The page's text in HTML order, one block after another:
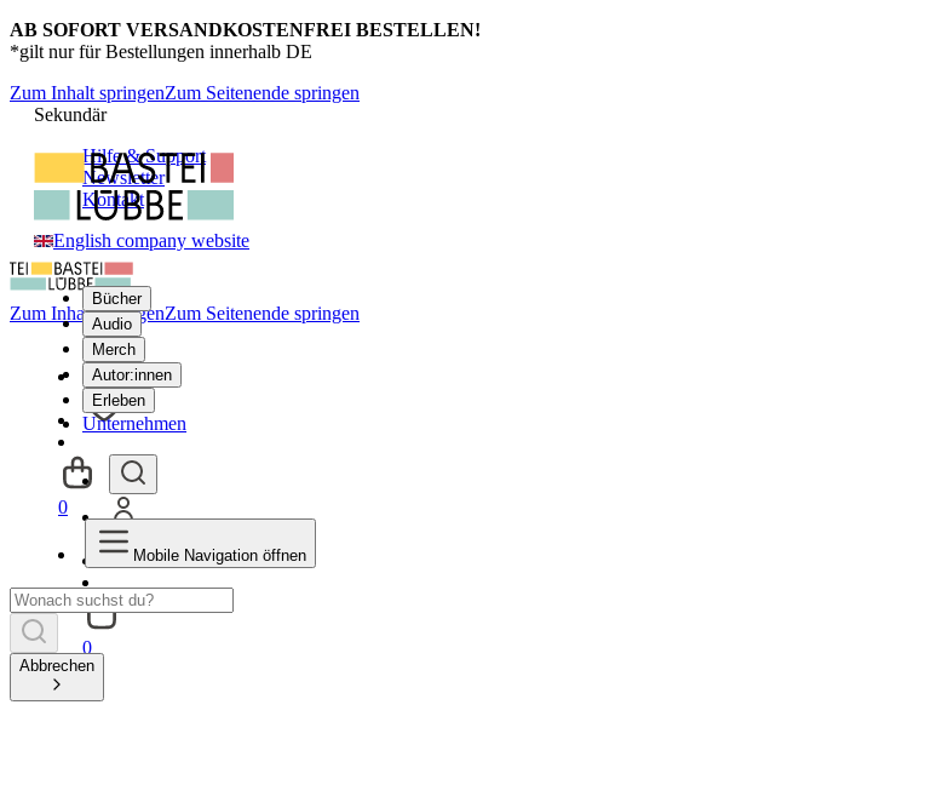
AB SOFORT VERSANDKOSTENFREI BESTELLEN!
*gilt nur für Bestellungen innerhalb DE
Zum Inhalt springenZum Seitenende springen
Sekundär
Hilfe & Support
Newsletter
Kontakt
English company website
Bücher
Audio
Merch
Autor:innen
Erleben
Unternehmen
0
Zum Inhalt springenZum Seitenende springen
0
Mobile Navigation öffnen
Abbrechen